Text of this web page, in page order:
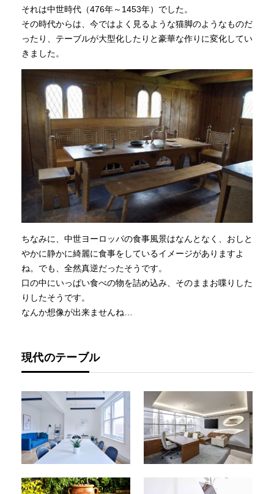
それは中世時代（476年～1453年）でした。
その時代からは、今ではよく見るような猫脚のようなものだ
ったり、テーブルが大型化したりと豪華な作りに変化してい
きました。
ちなみに、中世ヨーロッパの食事風景はなんとなく、おしと
やかに静かに綺麗に食事をしているイメージがありますよ
ね。でも、全然真逆だったそうです。
口の中にいっぱい食べの物を詰め込み、そのままお喋りした
りしたそうです。
なんか想像が出来ませんね…
現代のテーブル